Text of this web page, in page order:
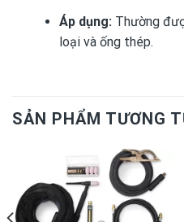
Áp dụng:Thường
loại và ống thép.
SẢN PHẨM TƯƠNG